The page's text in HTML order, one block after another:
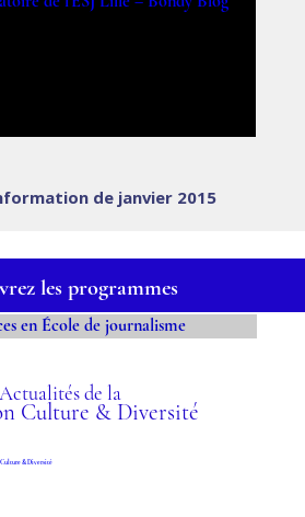
de janvier 2015
les programmes
DES CHANCES
DE
Actualités de la
Culture & Diversité